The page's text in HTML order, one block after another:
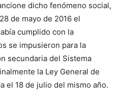
dicho fenómeno social,
de mayo de 2016 el
cumplido con la
se impusieron para la
secundaria del Sistema
la Ley General de
el 18 de julio del mismo año.